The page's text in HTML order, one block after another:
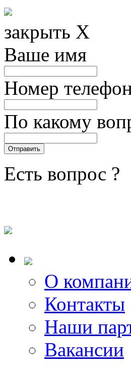
закрыть X
Ваше имя
Номер
По какому
Есть вопрос ?
О
Контакты
Наши
Вакансии